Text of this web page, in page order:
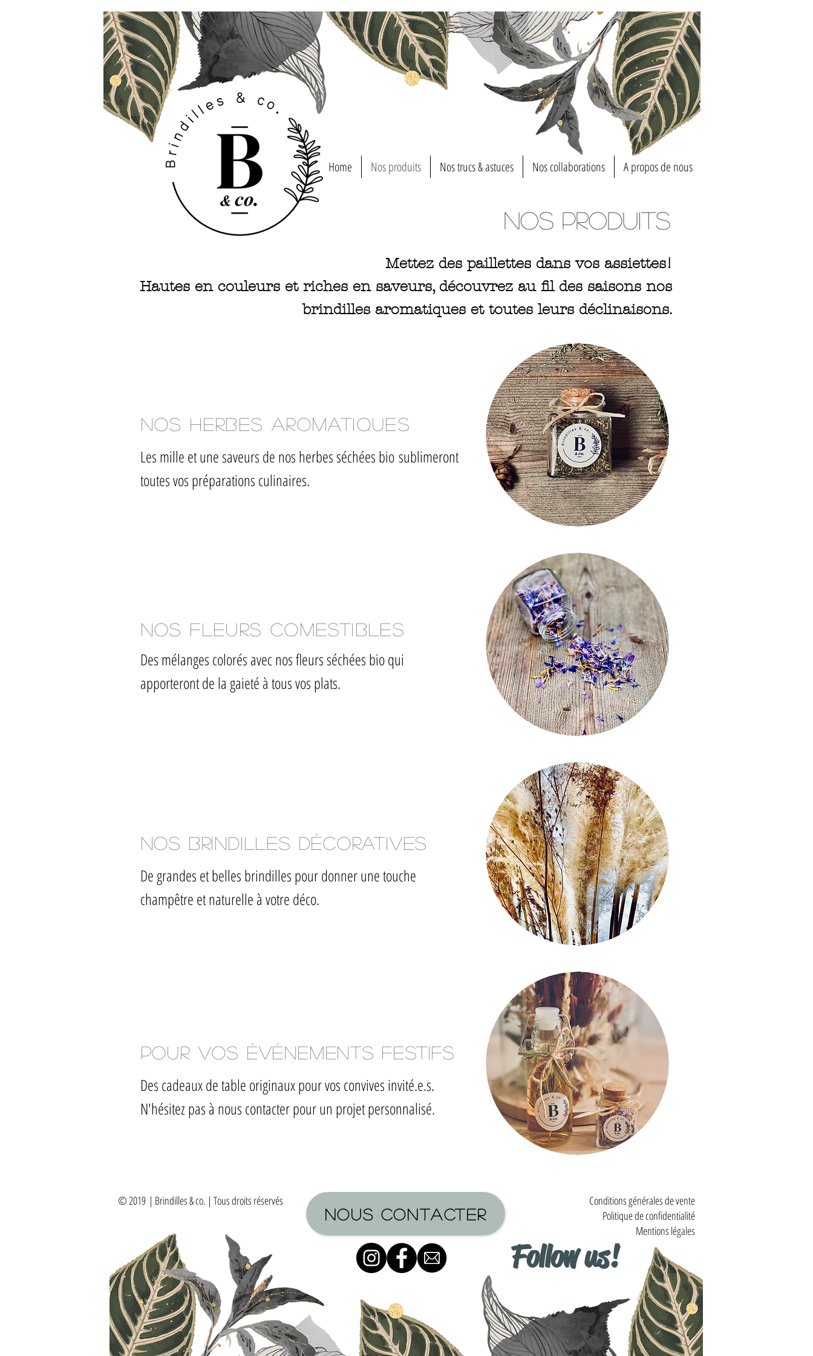
Home Nos produits Nos trucs & astuces Nos collaborations A propos de nous
Nos produits
Mettez des paillettes dans vos assiettes!
Hautes en couleurs et riches en saveurs, découvrez au fil des saisons nos
brindilles aromatiques et toutes leurs déclinaisons.
Nos herbes aromatiques
Les mille et une saveurs de nos herbes séchées bio sublimeront
toutes vos préparations culinaires.
Nos fleurs comestibles
Des mélanges colorés avec nos fleurs séchées bio qui
apporteront de la gaieté à tous vos plats.
Nos brindilles décoratives
De grandes et belles brindilles pour donner une touche
champêtre et naturelle à votre déco.
Pour vos événements festifs
Des cadeaux de table originaux pour vos convives invité.e.s.
N'hésitez pas à nous contacter pour un projet personnalisé.
© 2019 | Brindilles & co. | Tous droits réservés
NOUS CONTACTER
Conditions générales de vente
Politique de confidentialité
Mentions légales
Follow us!